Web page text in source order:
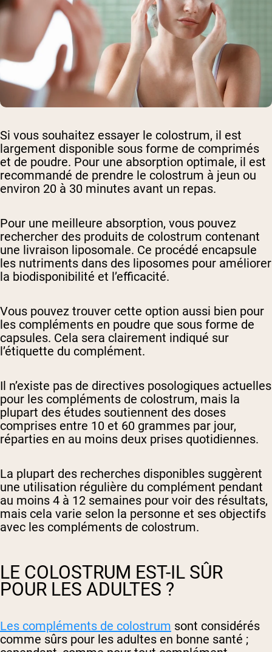
Si vous souhaitez essayer le colostrum, il est
largement disponible sous forme de comprimés
et de poudre. Pour une absorption optimale, il est
recommandé de prendre le colostrum à jeun ou
environ 20 à 30 minutes avant un repas.
Pour une meilleure absorption, vous pouvez
rechercher des produits de colostrum contenant
une livraison liposomale. Ce procédé encapsule
les nutriments dans des liposomes pour améliorer
la biodisponibilité et l’efficacité.
Vous pouvez trouver cette option aussi bien pour
les compléments en poudre que sous forme de
capsules. Cela sera clairement indiqué sur
l’étiquette du complément.
Il n’existe pas de directives posologiques actuelles
pour les compléments de colostrum, mais la
plupart des études soutiennent des doses
comprises entre 10 et 60 grammes par jour,
réparties en au moins deux prises quotidiennes.
La plupart des recherches disponibles suggèrent
une utilisation régulière du complément pendant
au moins 4 à 12 semaines pour voir des résultats,
mais cela varie selon la personne et ses objectifs
avec les compléments de colostrum.
LE COLOSTRUM EST-IL SÛR
POUR LES ADULTES ?
Les compléments de colostrum sont considérés
comme sûrs pour les adultes en bonne santé ;